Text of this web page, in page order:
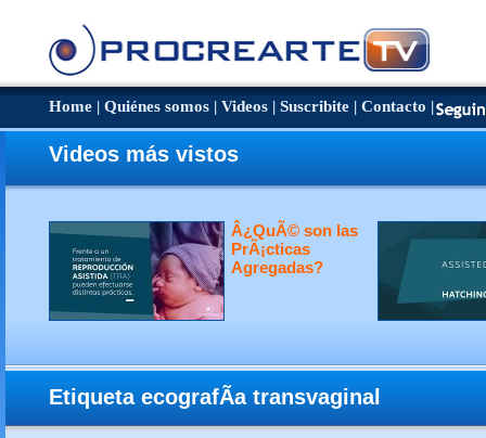
Home | Quiénes somos | Videos | Suscribite | Contacto |
Videos más vistos
Â¿QuÃ© son las
PrÃ¡cticas
Agregadas?
Etiqueta ecografÃ­a transvaginal